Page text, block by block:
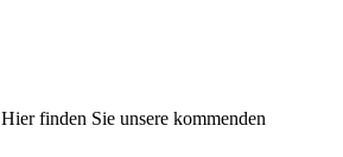
Hier finden Sie unsere kommenden